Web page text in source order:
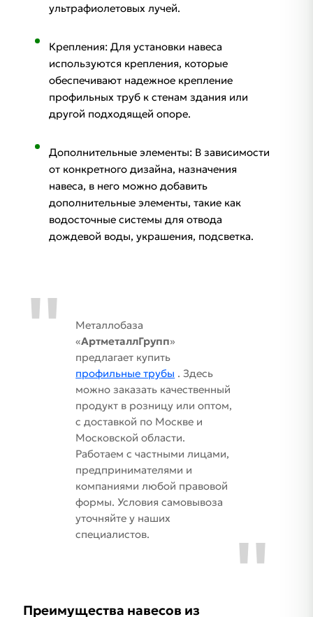
ультрафиолетовых лучей.
Крепления: Для установки навеса
используются крепления, которые
обеспечивают надежное крепление
профильных труб к стенам здания или
другой подходящей опоре.
Дополнительные элементы: В зависимости
от конкретного дизайна, назначения
навеса, в него можно добавить
дополнительные элементы, такие как
водосточные системы для отвода
дождевой воды, украшения, подсветка.
Металлобаза
«АртметаллГрупп»
предлагает купить
профильные трубы . Здесь
можно заказать качественный
продукт в розницу или оптом,
с доставкой по Москве и
Московской области.
Работаем с частными лицами,
предпринимателями и
компаниями любой правовой
формы. Условия самовывоза
уточняйте у наших
специалистов.
Преимущества навесов из